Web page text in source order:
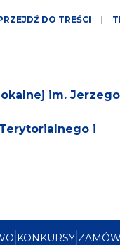
DO TREŚCI
im. Jerzego
i
KONKURSY